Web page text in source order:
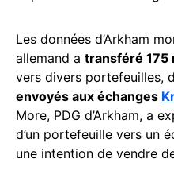
Les données d’Arkham
allemand a transféré 175
vers divers portefeuilles,
envoyés aux échanges
More, PDG d’Arkham, a
d’un portefeuille vers un
une intention de vendre